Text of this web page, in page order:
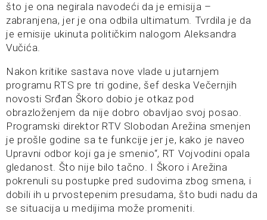
što je ona negirala navodeći da je emisija –
zabranjena, jer je ona odbila ultimatum. Tvrdila je da
je emisije ukinuta političkim nalogom Aleksandra
Vučića.
Nakon kritike sastava nove vlade u jutarnjem
programu RTS pre tri godine, šef deska Večernjih
novosti Srđan Škoro dobio je otkaz pod
obrazloženjem da nije dobro obavljao svoj posao.
Programski direktor RTV Slobodan Arežina smenjen
je prošle godine sa te funkcije jer je, kako je naveo
Upravni odbor koji ga je smenio“, RT Vojvodini opala
gledanost. Što nije bilo tačno. I Škoro i Arežina
pokrenuli su postupke pred sudovima zbog smena, i
dobili ih u prvostepenim presudama, što budi nadu da
se situacija u medijima može promeniti.